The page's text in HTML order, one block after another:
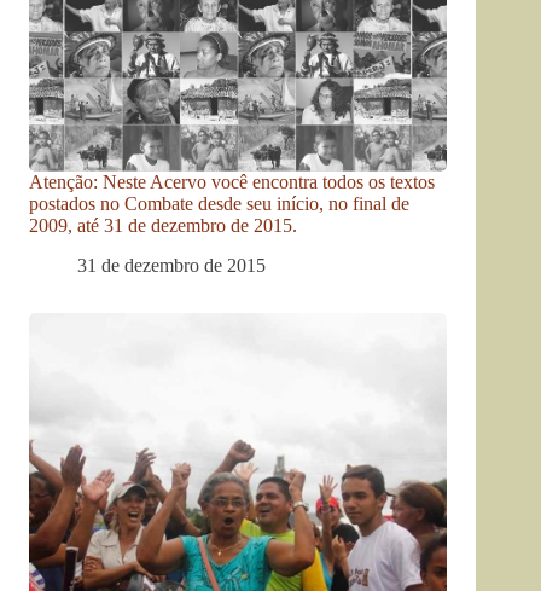
Atenção: Neste Acervo você encontra todos os textos
postados no Combate desde seu início, no final de
2009, até 31 de dezembro de 2015.
31 de dezembro de 2015